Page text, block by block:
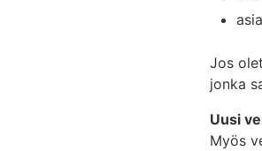
Jos
jonka
Uusi
Myös